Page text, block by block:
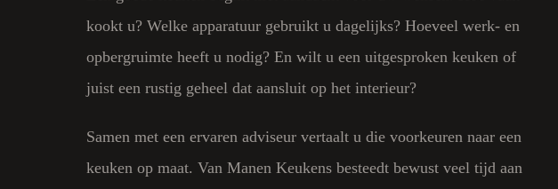
kookt u? Welke apparatuur gebruikt u dagelijks? Hoeveel werk- en
opbergruimte heeft u nodig? En wilt u een uitgesproken keuken of
juist een rustig geheel dat aansluit op het interieur?
Samen met een ervaren adviseur vertaalt u die voorkeuren naar een
keuken op maat. Van Manen Keukens besteedt bewust veel tijd aan